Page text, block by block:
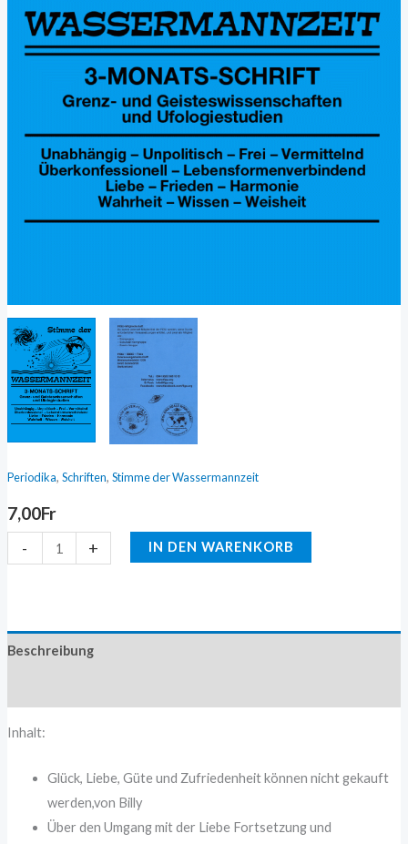
Periodika, Schriften, Stimme der Wassermannzeit
7,00Fr
- + IN DEN WARENKORB
Beschreibung
Inhalt:
Glück, Liebe, Güte und Zufriedenheit können nicht gekauft
werden,von Billy
Über den Umgang mit der Liebe Fortsetzung und